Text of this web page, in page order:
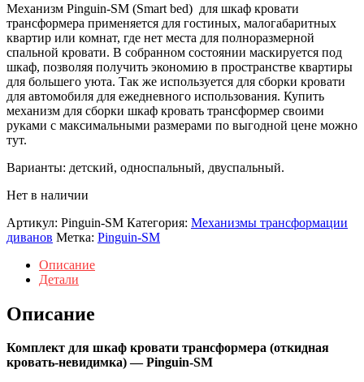
Механизм Pinguin-SM (Smart bed) для шкаф кровати
трансформера применяется для гостиных, малогабаритных
квартир или комнат, где нет места для полноразмерной
спальной кровати. В собранном состоянии маскируется под
шкаф, позволяя получить экономию в пространстве квартиры
для большего уюта. Так же используется для сборки кровати
для автомобиля для ежедневного использования. Купить
механизм для сборки шкаф кровать трансформер своими
руками с максимальными размерами по выгодной цене можно
тут.
Варианты: детский, односпальный, двуспальный.
Нет в наличии
Артикул: Pinguin-SM Категория: Механизмы трансформации
диванов Метка: Pinguin-SM
Описание
Детали
Описание
Комплект для шкаф кровати трансформера (откидная
кровать-невидимка) — Pinguin-SM